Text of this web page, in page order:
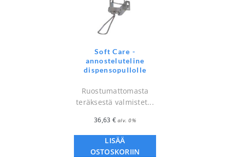
Soft Care -
annosteluteline
dispensopullolle
Ruostumattomasta
teräksestä valmistet...
36,63 € alv. 0%
LISÄÄ
OSTOSKORIIN